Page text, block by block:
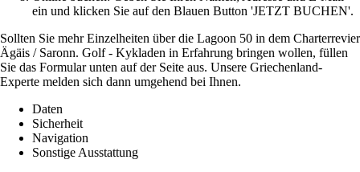
ein und klicken Sie auf den Blauen Button 'JETZT BUCHEN'.
Sollten Sie mehr Einzelheiten über die Lagoon 50 in dem Charterrevier
Ägäis / Saronn. Golf - Kykladen in Erfahrung bringen wollen, füllen
Sie das Formular unten auf der Seite aus. Unsere Griechenland-
Experte melden sich dann umgehend bei Ihnen.
Daten
Sicherheit
Navigation
Sonstige Ausstattung